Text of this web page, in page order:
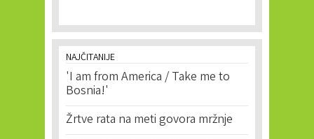
NAJČITANIJE
'I am from America / Take me to
Bosnia!'
Žrtve rata na meti govora mržnje